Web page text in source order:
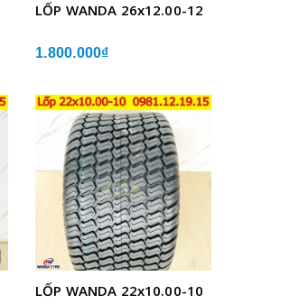
LỐP WANDA 26x12.00-12
1.800.000₫
LỐP WANDA 22x10.00-10